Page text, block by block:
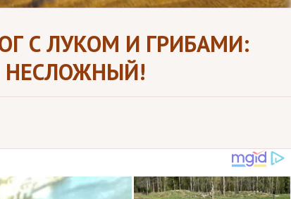
С ЛУКОМ И ГРИБАМИ:
НЕСЛОЖНЫЙ!